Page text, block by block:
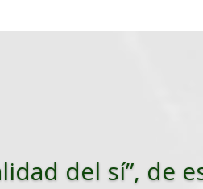
del sí”, de